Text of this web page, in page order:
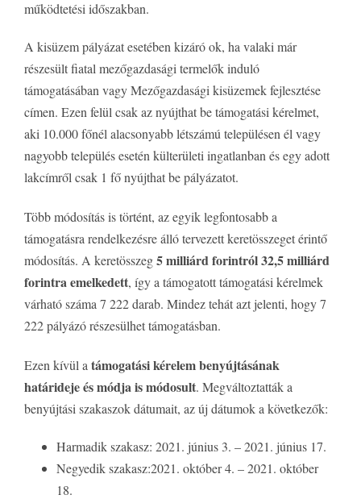
működtetési időszakban.
A kisüzem pályázat esetében kizáró ok, ha valaki már
részesült fiatal mezőgazdasági termelők induló
támogatásában vagy Mezőgazdasági kisüzemek fejlesztése
címen. Ezen felül csak az nyújthat be támogatási kérelmet,
aki 10.000 főnél alacsonyabb létszámú településen él vagy
nagyobb település esetén külterületi ingatlanban és egy adott
lakcímről csak 1 fő nyújthat be pályázatot.
Több módosítás is történt, az egyik legfontosabb a
támogatásra rendelkezésre álló tervezett keretösszeget érintő
módosítás. A keretösszeg5 milliárd forintról 32,5 milliárd
forintra emelkedett, így a támogatott támogatási kérelmek
várható száma 7 222 darab. Mindez tehát azt jelenti, hogy 7
222 pályázó részesülhet támogatásban.
Ezen kívül a támogatási kérelem benyújtásának
határideje és módja is módosult. Megváltoztatták a
benyújtási szakaszok dátumait, az új dátumok a következők:
Harmadik szakasz: 2021. június 3. – 2021. június 17.
Negyedik szakasz:2021. október 4. – 2021. október
18.